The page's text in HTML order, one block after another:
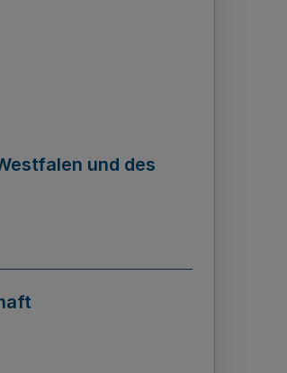
und des